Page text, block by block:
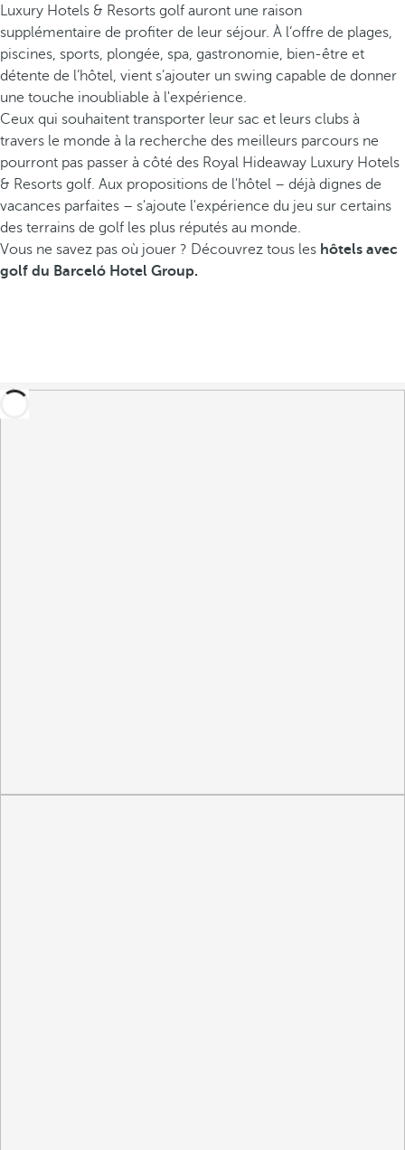
Luxury Hotels & Resorts golf auront une raison
supplémentaire de profiter de leur séjour. À l’offre de plages,
piscines, sports, plongée, spa, gastronomie, bien-être et
détente de l’hôtel, vient s’ajouter un swing capable de donner
une touche inoubliable à l'expérience.
Ceux qui souhaitent transporter leur sac et leurs clubs à
travers le monde à la recherche des meilleurs parcours ne
pourront pas passer à côté des Royal Hideaway Luxury Hotels
& Resorts golf. Aux propositions de l'hôtel – déjà dignes de
vacances parfaites – s'ajoute l'expérience du jeu sur certains
des terrains de golf les plus réputés au monde.
Vous ne savez pas où jouer ? Découvrez tous les hôtels avec
golf du Barceló Hotel Group.